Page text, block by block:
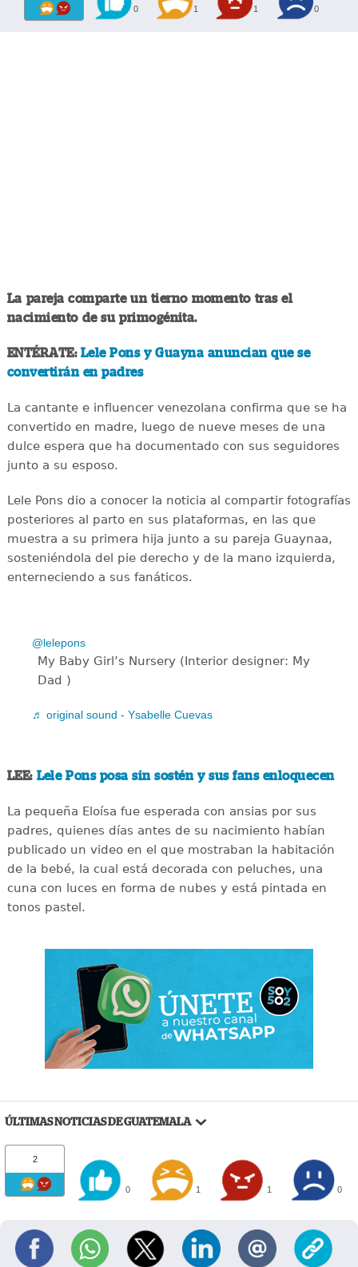
0 1 1 0
La pareja comparte un tierno momento tras el
nacimiento de su primogénita.
ENTÉRATE: Lele Pons y Guayna anuncian que se
convertirán en padres
La cantante e influencer venezolana confirma que se ha
convertido en madre, luego de nueve meses de una
dulce espera que ha documentado con sus seguidores
junto a su esposo.
Lele Pons dio a conocer la noticia al compartir fotografías
posteriores al parto en sus plataformas, en las que
muestra a su primera hija junto a su pareja Guaynaa,
sosteniéndola del pie derecho y de la mano izquierda,
enterneciendo a sus fanáticos.
@lelepons
My Baby Girl’s Nursery (Interior designer: My
Dad )
♬ original sound - Ysabelle Cuevas
LEE: Lele Pons posa sin sostén y sus fans enloquecen
La pequeña Eloísa fue esperada con ansias por sus
padres, quienes días antes de su nacimiento habían
publicado un video en el que mostraban la habitación
de la bebé, la cual está decorada con peluches, una
cuna con luces en forma de nubes y está pintada en
tonos pastel.
ÚLTIMAS NOTICIAS DE GUATEMALA
2
0 1 1 0